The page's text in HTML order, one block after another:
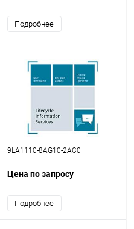
Подробнее
9LA1110-8AG10-2AC0
Цена по запросу
Подробнее